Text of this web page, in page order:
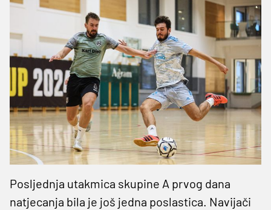
Posljednja utakmica skupine A prvog dana
natjecanja bila je još jedna poslastica. Navijači